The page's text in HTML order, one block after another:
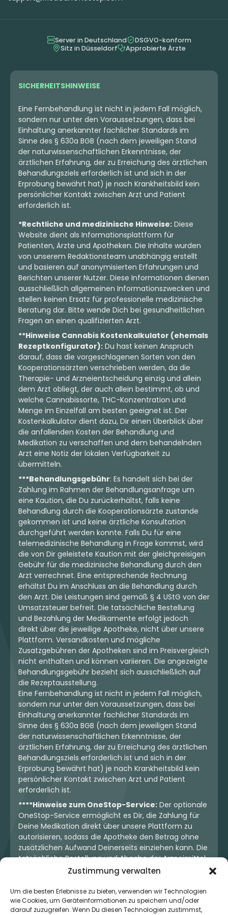
Zustimmung verwalten
Um die besten Erlebnisse zu bieten, verwenden wir Technologien
wie Cookies, um Geräteinformationen zu speichern und/oder
darauf zuzugreifen. Wenn Du diesen Technologien zustimmst,
4.89 €
4,4(9)
THC:
Indica Blüten
Cannamedical Sativa
Ultra ES
Orange Creampop
4(14)
THC:26,4% CBD: <0,2%
6.89 €
Indica Blüten
Luana 32/1 CM
Cherry Mints
4,3 (143)
THC:29,4% CBD:1
5.69 €
Indica Blüten
Daily Special 21/1 WED
Glazed Wedding Cake
3,6 (8)
THC:21,16% CBD: 1%
5.09 €
26/1 NICE M
Mont Blanc
3,8 (29)
THC:24,2% CBD: <
5.19 €
mehr laden
Server in Deutschland
DSGVO-konform
Sitz in Düsseldorf
Approbierte Ärzte
SICHERHEITSHINWEISE
Eine Fernbehandlung ist nicht in jedem Fall möglich,
sondern nur unter den Voraussetzungen, dass bei
Einhaltung anerkannter fachlicher Standards im
Sinne des § 630a BGB (nach dem jeweiligen Stand
der naturwissenschaftlichen Erkenntnisse, der
ärztlichen Erfahrung, der zu Erreichung des ärztlichen
Behandlungsziels erforderlich ist und sich in der
Erprobung bewährt hat) je nach Krankheitsbild kein
persönlicher Kontakt zwischen Arzt und Patient
erforderlich ist.
*Rechtliche und medizinische Hinweise: Diese
Website dient als Informationsplattform für
Patienten, Ärzte und Apotheken. Die Inhalte wurden
von unserem Redaktionsteam unabhängig erstellt
und basieren auf anonymisierten Erfahrungen und
Berichten unserer Nutzer. Diese Informationen dienen
ausschließlich allgemeinen Informationszwecken und
stellen keinen Ersatz für professionelle medizinische
Beratung dar. Bitte wende Dich bei gesundheitlichen
Fragen an einen qualifizierten Arzt.
**Hinweise Cannabis Kostenkalkulator (ehemals
Rezeptkonfigurator): Du hast keinen Anspruch
darauf, dass die vorgeschlagenen Sorten von den
Kooperationsärzten verschrieben werden, da die
Therapie- und Arzneientscheidung einzig und allein
dem Arzt obliegt, der auch allein bestimmt, ob und
welche Cannabissorte, THC-Konzentration und
Menge im Einzelfall am besten geeignet ist. Der
Kostenkalkulator dient dazu, Dir einen Überblick über
die anfallenden Kosten der Behandlung und
Medikation zu verschaffen und dem behandelnden
Arzt eine Notiz der lokalen Verfügbarkeit zu
übermitteln.
***Behandlungsgebühr: Es handelt sich bei der
Zahlung im Rahmen der Behandlungsanfrage um
eine Kaution, die Du zurückerhältst, falls keine
Behandlung durch die Kooperationsärzte zustande
gekommen ist und keine ärztliche Konsultation
durchgeführt werden konnte. Falls Du für eine
telemedizinische Behandlung in Frage kommst, wird
die von Dir geleistete Kaution mit der gleichpreisigen
Gebühr für die medizinische Behandlung durch den
Arzt verrechnet. Eine entsprechende Rechnung
erhältst Du im Anschluss an die Behandlung durch
den Arzt. Die Leistungen sind gemäß § 4 UStG von der
Umsatzsteuer befreit. Die tatsächliche Bestellung
und Bezahlung der Medikamente erfolgt jedoch
direkt über die jeweilige Apotheke, nicht über unsere
Plattform. Versandkosten und mögliche
Zusatzgebühren der Apotheken sind im Preisvergleich
nicht enthalten und können variieren. Die angezeigte
Behandlungsgebühr bezieht sich ausschließlich auf
die Rezeptausstellung.
Eine Fernbehandlung ist nicht in jedem Fall möglich,
sondern nur unter den Voraussetzungen, dass bei
Einhaltung anerkannter fachlicher Standards im
Sinne des § 630a BGB (nach dem jeweiligen Stand
der naturwissenschaftlichen Erkenntnisse, der
ärztlichen Erfahrung, der zu Erreichung des ärztlichen
Behandlungsziels erforderlich ist und sich in der
Erprobung bewährt hat) je nach Krankheitsbild kein
persönlicher Kontakt zwischen Arzt und Patient
erforderlich ist.
****Hinweise zum OneStop-Service: Der optionale
OneStop-Service ermöglicht es Dir, die Zahlung für
Deine Medikation direkt über unsere Plattform zu
autorisieren, sodass die Apotheke den Betrag ohne
zusätzlichen Aufwand Deinerseits einziehen kann. Die
tatsächliche Bestellung und Abgabe der Arzneimittel
erfolgt jedoch ausschließlich über die jeweilige
Dir und der Apotheke. Unser OneStop-Service stellt
kein pharmazeutisches Angebot dar, sondern dient
lediglich der komfortablen Zahlungsabwicklung. Die